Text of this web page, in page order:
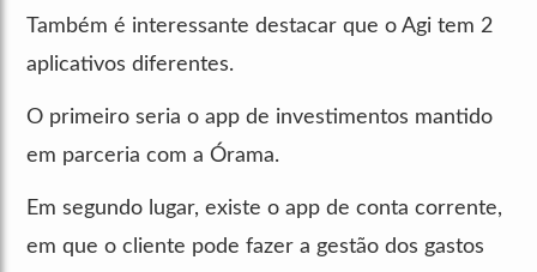
Também é interessante destacar que o Agi tem 2
aplicativos diferentes.
O primeiro seria o app de investimentos mantido
em parceria com a Órama.
Em segundo lugar, existe o app de conta corrente,
em que o cliente pode fazer a gestão dos gastos